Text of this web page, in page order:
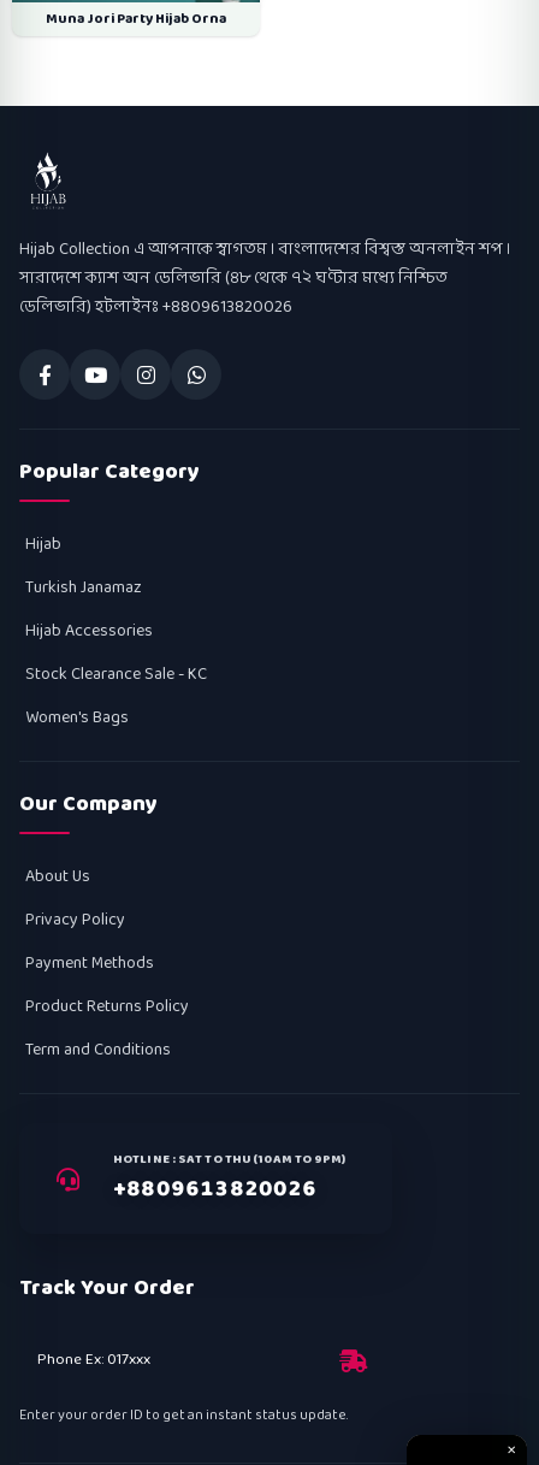
✕
Muna Jori Party Hijab Orna
Hijab Collection
Hijab Collection এ আপনাকে স্বাগতম । বাংলাদেশের বিশ্বস্ত অনলাইন শপ ।
সারাদেশে ক্যাশ অন ডেলিভারি (৪৮ থেকে ৭২ ঘণ্টার মধ্যে নিশ্চিত
ডেলিভারি) হটলাইনঃ +8809613820026
Popular Category
Hijab
Turkish Janamaz
Hijab Accessories
Stock Clearance Sale - KC
Women's Bags
Our Company
About Us
Privacy Policy
Payment Methods
Product Returns Policy
Term and Conditions
HOTLINE : SAT TO THU (10AM TO 9PM)
+8809613820026
Track Your Order
Enter your order ID to get an instant status update.